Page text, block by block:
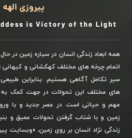
پیروزی الهه
is Victory of the Light
همه ابعاد زندگی انسان در سیاره زمین در
اتمام چرخه های مختلف کهکشانی و
سیر تکامل آگاهی هستیم. بنابراین
های مختلف این تحولات در جهت کمک به
مهم و حیاتی است. در عصر جدید و با
زمین و با شتاب گرفتن تحولات عمیق و
زندگی نژاد انسان بر روی زمین، «وبسایت